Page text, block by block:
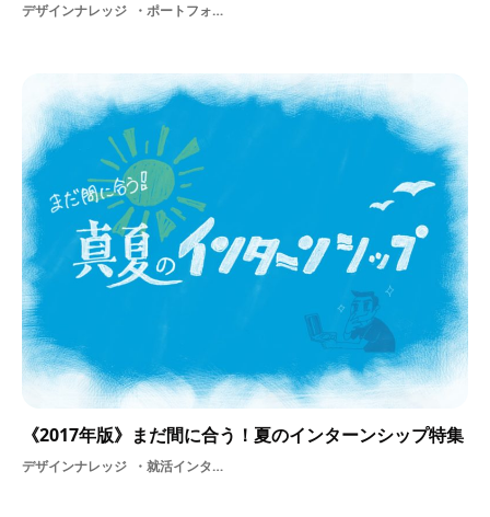
デザインナレッジ ポートフォリオサマーインターンUIUXデザイナーメーカー面接対策
《2017年版》まだ間に合う！夏のインターンシップ特集
デザインナレッジ 就活インターンシップ学生職場体験就活イベントデザインサマーインターン